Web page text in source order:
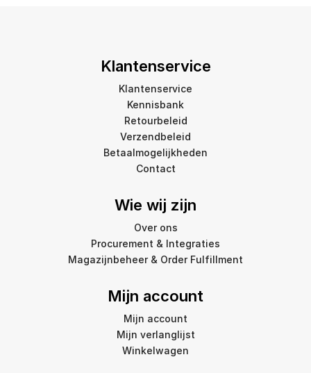
Klantenservice
Klantenservice
Kennisbank
Retourbeleid
Verzendbeleid
Betaalmogelijkheden
Contact
Wie wij zijn
Over ons
Procurement & Integraties
Magazijnbeheer & Order Fulfillment
Mijn account
Mijn account
Mijn verlanglijst
Winkelwagen